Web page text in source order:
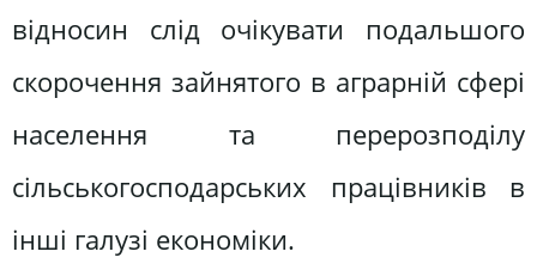
відносин слід очікувати подальшого
скорочення зайнятого в аграрній сфері
населення та перерозподілу
сільськогосподарських працівників в
інші галузі економіки.